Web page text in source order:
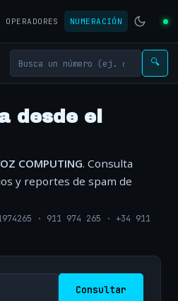
OPERADORES NUMERACIÓN
🔍
desde el
COMPUTING. Consulta
y reportes de spam de
· 911 974 265 · +34 911
Consultar